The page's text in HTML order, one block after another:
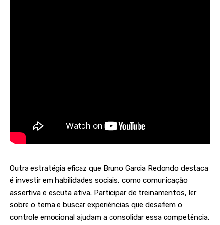
Outra estratégia eficaz que Bruno Garcia Redondo destaca
é investir em habilidades sociais, como comunicação
assertiva e escuta ativa. Participar de treinamentos, ler
sobre o tema e buscar experiências que desafiem o
controle emocional ajudam a consolidar essa competência.